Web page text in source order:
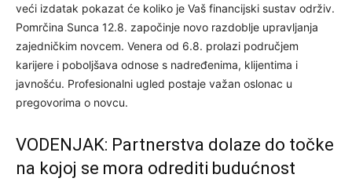
veći izdatak pokazat će koliko je Vaš financijski sustav održiv.
Pomrčina Sunca 12.8. započinje novo razdoblje upravljanja
zajedničkim novcem. Venera od 6.8. prolazi područjem
karijere i poboljšava odnose s nadređenima, klijentima i
javnošću. Profesionalni ugled postaje važan oslonac u
pregovorima o novcu.
VODENJAK: Partnerstva dolaze do točke
na kojoj se mora odrediti budućnost